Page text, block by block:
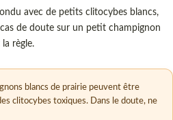
avec de petits clitocybes blancs,
cas de doute sur un petit champignon
règle.
blancs de prairie peuvent être
clitocybes toxiques. Dans le doute, ne